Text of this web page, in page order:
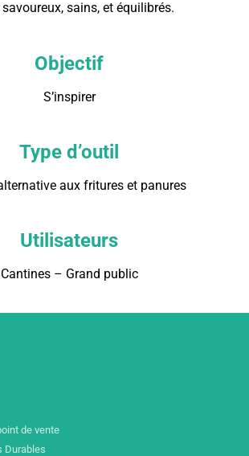
savoureux, sains, et équilibrés.
Objectif
S’inspirer
Type d’outil
aux fritures et panures
Utilisateurs
Cantines – Grand public
de vente
Durables